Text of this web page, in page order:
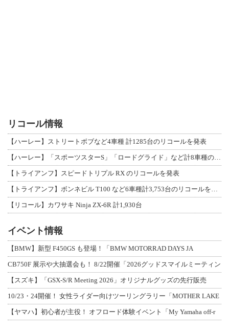
リコール情報
【ハーレー】ストリートボブなど4車種 計1285台のリコールを発表
【ハーレー】「スポーツスターS」「ロードグライド」など計8車種のリコールを発表
【トライアンフ】スピードトリプル RX のリコールを発表
【トライアンフ】ボンネビル T100 など6車種計3,753台のリコールを発表
【リコール】カワサキ Ninja ZX-6R 計1,930台
イベント情報
【BMW】新型 F450GS も登場！「BMW MOTORRAD DAYS JA
CB750F 展示や大抽選会も！ 8/22開催「2026グッドスマイルミーティン
【スズキ】「GSX-S/R Meeting 2026」オリジナルグッズの先行販売
10/23・24開催！ 女性ライダー向けツーリングラリー「MOTHER LAKE
【ヤマハ】初心者が主役！ オフロード体験イベント「My Yamaha off-r